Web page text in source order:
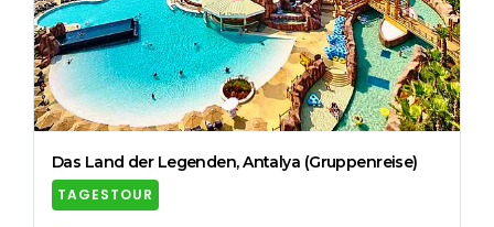
Das Land der Legenden, Antalya (Gruppenreise)
TAGESTOUR